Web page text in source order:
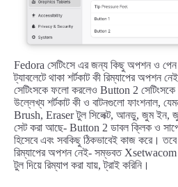
Fedora সেটিংসে এর জন্য কিছু অপশন ও পেন
ট্যাবলেটে থাকা শর্টকাট কী রিম্যাপের অপশন
সেটিংসকে ফলো করলেও Button 2
উল্লেখ্য শর্টকাট কী ও বাটনগুলো ফাংশনাল,
Brush, Eraser টুল সিলেক্ট, আনডু, জুম ইন,
সেট করা আছে- Button 2 ডাবল ক্লিক ও
হিসেবে এবং সবকিছু ঠিকভাবেই কাজ করে।
রিম্যাপের অপশন নেই- সম্ভবত Xsetwacom
টুল দিয়ে রিম্যাপ করা যায়, ট্রাই করিনি।